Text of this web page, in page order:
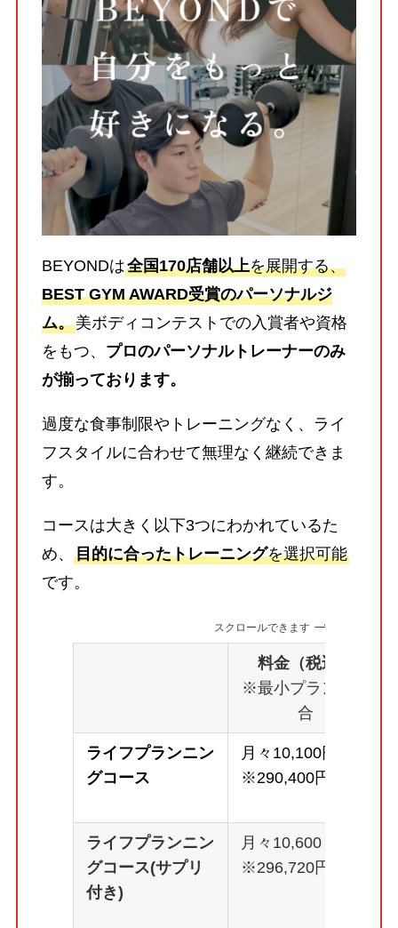
BEYONDは全国170店舗以上を展開する、
BEST GYM AWARD受賞のパーソナルジ
ム。美ボディコンテストでの入賞者や資格
をもつ、 プロのパーソナルトレーナーのみ
が揃っております。
過度な食事制限やトレーニングなく、ライ
フスタイルに合わせて無理なく継続できま
す。
コースは大きく以下3つにわかれているた
め、 目的に合ったトレーニングを選択可能
です。
スクロールできます
料金（税込）
※最小プランの場
合
ライフプランニン
グコース
月々10,100円～
※290,400円
ライフプランニン
グコース(サプリ
付き)
月々10,600～
※296,720円